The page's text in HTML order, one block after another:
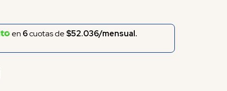
en 6cuotas de $52.036/mensual.